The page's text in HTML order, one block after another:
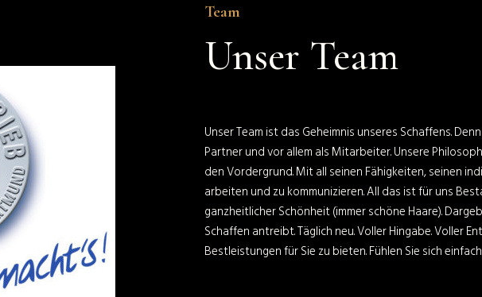
Team
Unser Team
Unser Team ist das Geheimnis unseres Schaffens.
Partner und vor allem als Mitarbeiter. Unsere
den Vordergrund. Mit all seinen Fähigkeiten, seinen
arbeiten und zu kommunizieren. All das ist für uns
ganzheitlicher Schönheit (immer schöne Haare).
Schaffen antreibt. Täglich neu. Voller Hingabe. Voller
Bestleistungen für Sie zu bieten. Fühlen Sie sich